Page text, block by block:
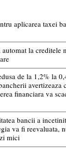
aplicarea taxei
la creditele
de la 1,2% la
avertizeaza
financiara va
bancii a
va fi reevaluata,
mici